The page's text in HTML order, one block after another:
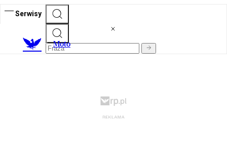
Serwisy
Moto